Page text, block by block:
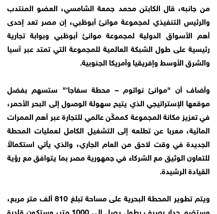
من جانبه، قال الكابتن محمد جمعة الشامسي، العضو المنتدب
والرئيس التنفيذي لمجموعة موانئ أبوظبي، إن مصر تعد إحدى
أهم الأسواق الدولية لمجموعة موانئ أبوظبي وبوابة تجارية
رئيسية على طول الشبكة العالمية للمجموعة التي تمتد عبر آسيا
والشرق الأوسط وإفريقيا وأمريكا الجنوبية.
وأضاف أن "موانئ نواتوم – محطة سفاجا‘" ستسهم بفضل
موقعها الإستراتيجي الذي يتيح سهولة الوصول إلى البحر الأحمر،
في تعزيز مكانة المجموعة كممكّن عالمي للتجارة عبر أهم الممرات
المائية، معربا عن تطلعه إلى التشغيل الكامل لعمليات المحطة
الجديدة في وقت لاحق من العام الجاري، والذي يأتي استكمالاً
للتعاون الوثيق مع الشركاء في جمهورية مصر بما يتوافق مع رؤية
القيادة الرشيدة.
ويتم تطوير المحطة البحرية على مساحة تبلغ 810 ألف متر مربع،
وستضم جدار رصيف بطول يصل إلى 1000 متر، وستكون قادرة